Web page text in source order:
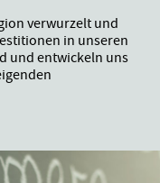
verwurzelt und
in unseren
und entwickeln uns